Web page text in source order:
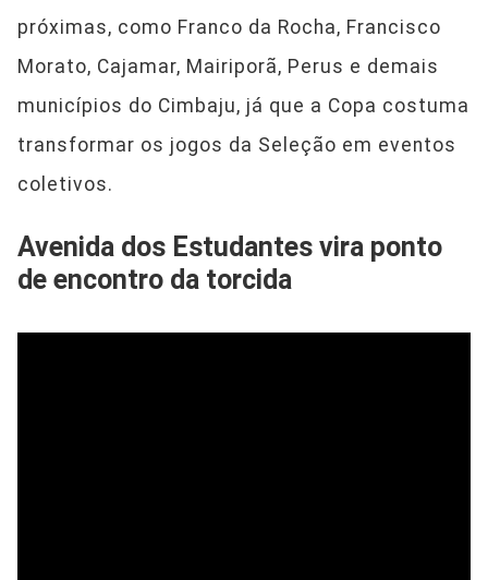
próximas, como Franco da Rocha, Francisco
Morato, Cajamar, Mairiporã, Perus e demais
municípios do Cimbaju, já que a Copa costuma
transformar os jogos da Seleção em eventos
coletivos.
Avenida dos Estudantes vira ponto
de encontro da torcida